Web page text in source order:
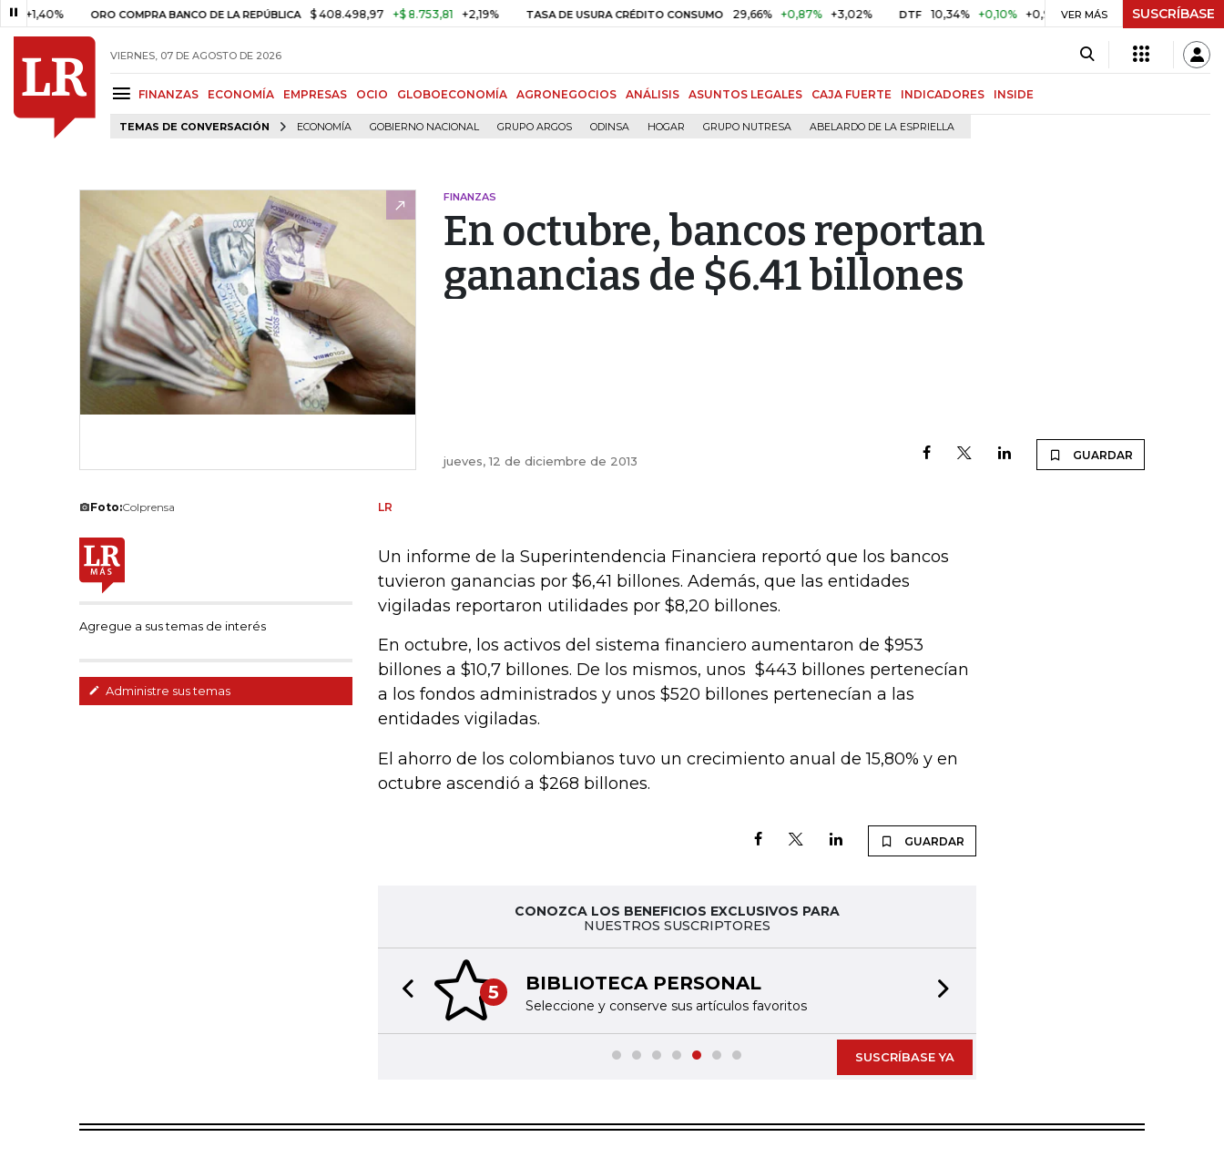
ORO COMPRA BANCO DE LA REPÚBLICA $ 408.498,97 +$ 8.753,81 +2,19% TASA DE USURA CRÉDITO CONSUMO 29,66% +0,87% +3,02% DTF 10,34% +0,10% +0,98% UVR $ 416,91 +$ 0,05 +0,01%
VER MÁS SUSCRÍBASE
VIERNES, 07 DE AGOSTO DE 2026
FINANZAS ECONOMÍA EMPRESAS OCIO GLOBOECONOMÍA AGRONEGOCIOS ANÁLISIS ASUNTOS LEGALES CAJA FUERTE INDICADORES INSIDE
TEMAS DE CONVERSACIÓN ECONOMÍA GOBIERNO NACIONAL GRUPO ARGOS ODINSA HOGAR GRUPO NUTRESA ABELARDO DE LA ESPRIELLA
FINANZAS
En octubre, bancos reportan
ganancias de $6.41 billones
jueves, 12 de diciembre de 2013 GUARDAR
Foto:Colprensa
Agregue a sus temas de interés
Administre sus temas
LR
Un informe de la Superintendencia Financiera reportó que los bancos
tuvieron ganancias por $6,41 billones. Además, que las entidades
vigiladas reportaron utilidades por $8,20 billones.
En octubre, los activos del sistema financiero aumentaron de $953
billones a $10,7 billones. De los mismos, unos $443 billones pertenecían
a los fondos administrados y unos $520 billones pertenecían a las
entidades vigiladas.
El ahorro de los colombianos tuvo un crecimiento anual de 15,80% y en
octubre ascendió a $268 billones.
GUARDAR
CONOZCA LOS BENEFICIOS EXCLUSIVOS PARA
NUESTROS SUSCRIPTORES
5 BIBLIOTECA PERSONAL
Seleccione y conserve sus artículos favoritos
Previous slide
SUSCRÍBASE YA